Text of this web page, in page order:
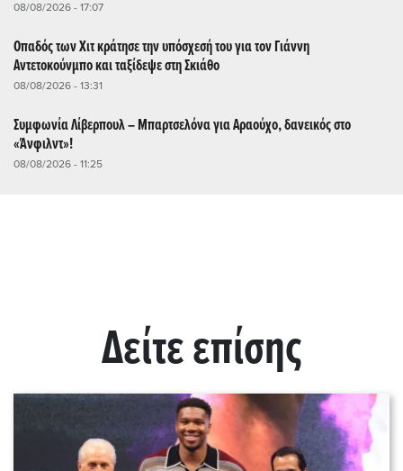
08/08/2026 - 17:07
Οπαδός των Χιτ κράτησε την υπόσχεσή του για τον Γιάννη
Αντετοκούνμπο και ταξίδεψε στη Σκιάθο
08/08/2026 - 13:31
Συμφωνία Λίβερπουλ – Μπαρτσελόνα για Αραούχο, δανεικός στο
«Άνφιλντ»!
08/08/2026 - 11:25
Δείτε επίσης